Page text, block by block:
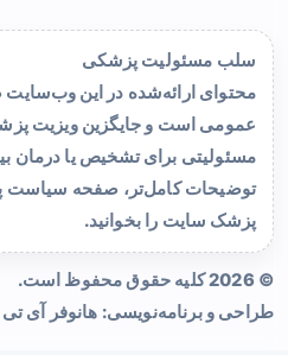
سلب مسئولیت پزشکی
محتوای ارائه‌شده در این
عمومی است و جایگزین ویزیت
مسئولیتی برای تشخیص یا درمان
توضیحات کامل‌تر، صفحه سیاست
پزشک سایت را بخوانید.
© 2026 کلیه حقوق محفوظ است.
طراحی و برنامه‌نویسی: هانوفر آی تی